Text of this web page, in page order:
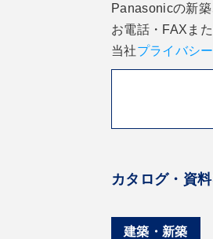
Panasonicの新
お電話・FAXま
当社プライバシ
カタログ・資
建築・新築